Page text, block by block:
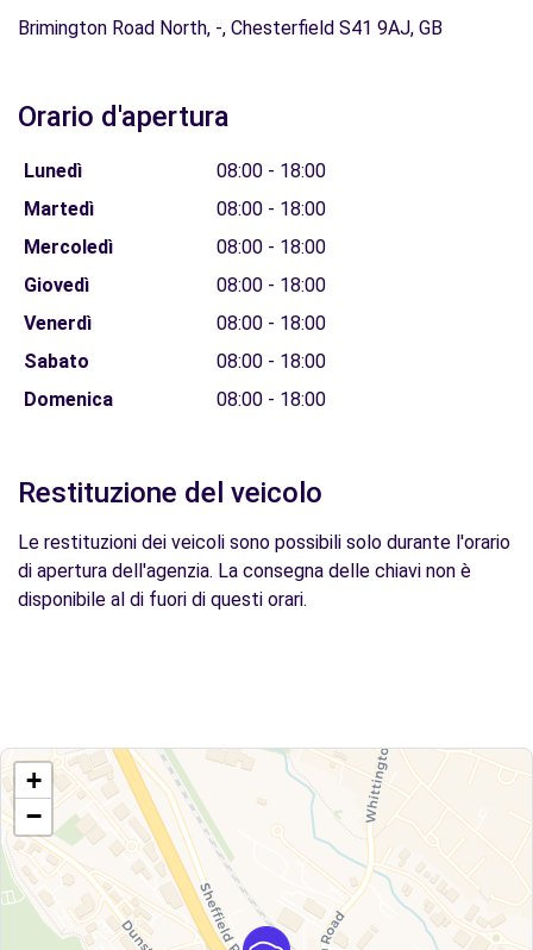
Brimington Road North, -, Chesterfield S41 9AJ, GB
Orario d'apertura
Lunedì
08:00 - 18:00
Martedì
08:00 - 18:00
Mercoledì
08:00 - 18:00
Giovedì
08:00 - 18:00
Venerdì
08:00 - 18:00
Sabato
08:00 - 18:00
Domenica
08:00 - 18:00
Restituzione del veicolo
Le restituzioni dei veicoli sono possibili solo durante l'orario
di apertura dell'agenzia. La consegna delle chiavi non è
disponibile al di fuori di questi orari.
+
−